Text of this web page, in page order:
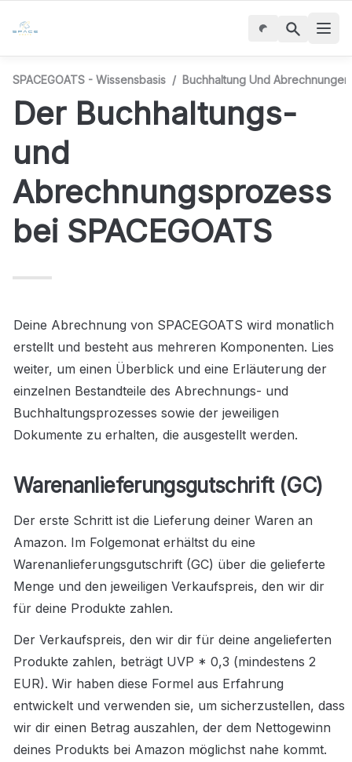
SPACEGOATS - Wissensbasis / Buchhaltung Und Abrechnungen
Der Buchhaltungs-
und
Abrechnungsprozess
bei SPACEGOATS
Deine Abrechnung von SPACEGOATS wird monatlich
erstellt und besteht aus mehreren Komponenten. Lies
weiter, um einen Überblick und eine Erläuterung der
einzelnen Bestandteile des Abrechnungs- und
Buchhaltungsprozesses sowie der jeweiligen
Dokumente zu erhalten, die ausgestellt werden.
Warenanlieferungsgutschrift (GC)
Der erste Schritt ist die Lieferung deiner Waren an
Amazon. Im Folgemonat erhältst du eine
Warenanlieferungsgutschrift (GC) über die gelieferte
Menge und den jeweiligen Verkaufspreis, den wir dir
für deine Produkte zahlen.
Der Verkaufspreis, den wir dir für deine angelieferten
Produkte zahlen, beträgt UVP * 0,3 (mindestens 2
EUR). Wir haben diese Formel aus Erfahrung
entwickelt und verwenden sie, um sicherzustellen, dass
wir dir einen Betrag auszahlen, der dem Nettogewinn
deines Produkts bei Amazon möglichst nahe kommt.